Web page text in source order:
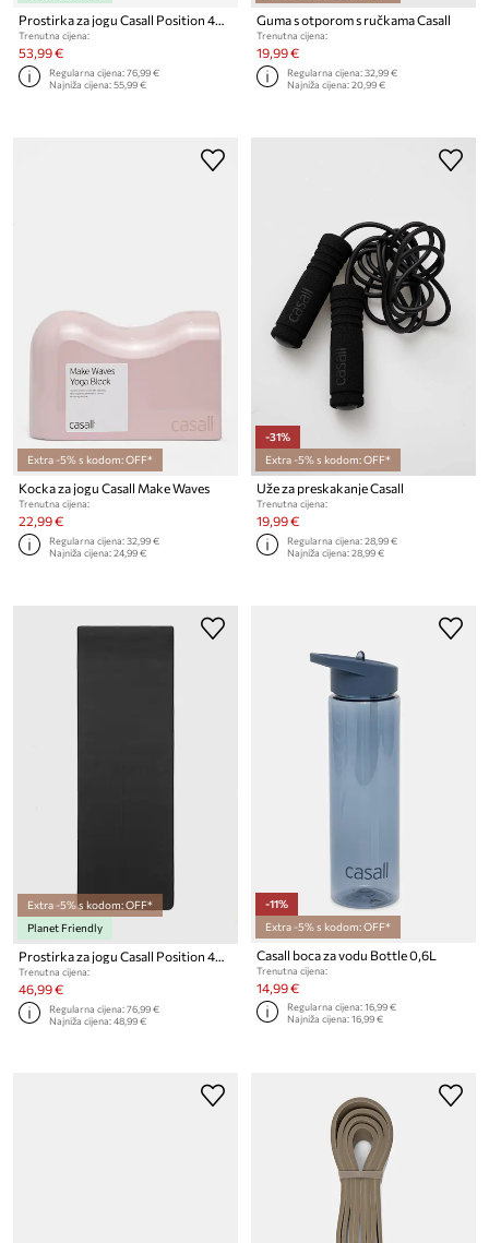
Prostirka za jogu Casall Position 4mm
Trenutna cijena:
53,99 €
Regularna cijena:76,99 €
Najniža cijena:55,99 €
Guma s otporom s ručkama Casall
Trenutna cijena:
19,99 €
Regularna cijena:32,99 €
Najniža cijena:20,99 €
Extra -5% s kodom: OFF*
Kocka za jogu Casall Make Waves
Trenutna cijena:
22,99 €
Regularna cijena:32,99 €
Najniža cijena:24,99 €
-31%
Extra -5% s kodom: OFF*
Uže za preskakanje Casall
Trenutna cijena:
19,99 €
Regularna cijena:28,99 €
Najniža cijena:28,99 €
Extra -5% s kodom: OFF*
Planet Friendly
Prostirka za jogu Casall Position 4mm
Trenutna cijena:
46,99 €
Regularna cijena:76,99 €
Najniža cijena:48,99 €
-11%
Extra -5% s kodom: OFF*
Casall boca za vodu Bottle 0,6L
Trenutna cijena:
14,99 €
Regularna cijena:16,99 €
Najniža cijena:16,99 €